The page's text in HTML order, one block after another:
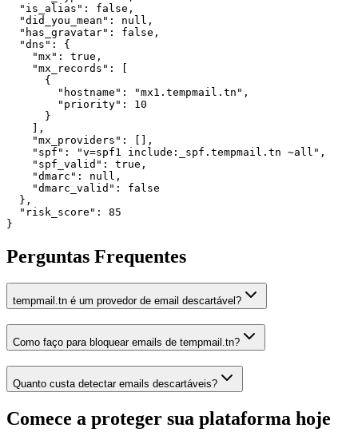
  "is_alias": false,
  "did_you_mean": null,
  "has_gravatar": false,
  "dns": {
    "mx": true,
    "mx_records": [
      {
        "hostname": "mx1.tempmail.tn",
        "priority": 10
      }
    ],
    "mx_providers": [],
    "spf": "v=spf1 include:_spf.tempmail.tn ~all",
    "spf_valid": true,
    "dmarc": null,
    "dmarc_valid": false
  },
  "risk_score": 85
}
Perguntas Frequentes
tempmail.tn é um provedor de email descartável?
Como faço para bloquear emails de tempmail.tn?
Quanto custa detectar emails descartáveis?
Comece a proteger sua plataforma hoje